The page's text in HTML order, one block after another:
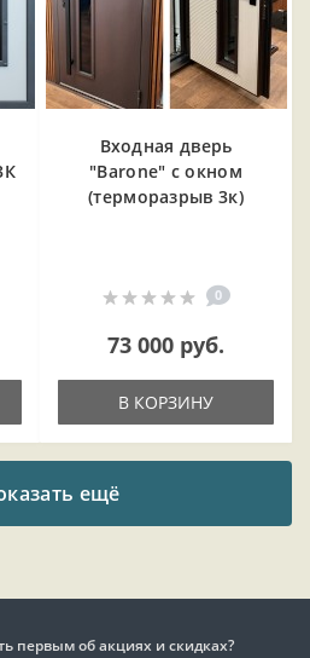
Входная дверь
"Barone" с окном
(терморазрыв 3к)
0
73 000 руб.
В КОРЗИНУ
ещё
первым об акциях и скидках?